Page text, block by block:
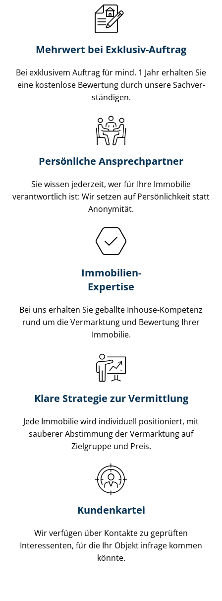
Mehrwert bei Exklusiv-Auftrag
Bei exklusivem Auftrag für mind. 1 Jahr erhalten Sie
eine kostenlose Bewertung durch unsere Sach­ver­
stän­di­gen.
Persönliche Ansprechpartner
Sie wissen jederzeit, wer für Ihre Immobilie
verantwortlich ist: Wir setzen auf Persönlichkeit statt
Anonymität.
Immobilien-
Expertise
Bei uns erhalten Sie geballte Inhouse-Kompetenz
rund um die Vermarktung und Bewertung Ihrer
Immobilie.
Klare Strategie zur Vermittlung
Jede Immobilie wird individuell positioniert, mit
sauberer Abstimmung der Vermarktung auf
Zielgruppe und Preis.
Kundenkartei
Wir verfügen über Kontakte zu geprüften
Interessenten, für die Ihr Objekt infrage kommen
könnte.